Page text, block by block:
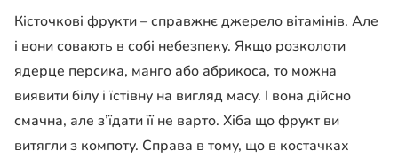
Кісточкові фрукти – справжнє джерело вітамінів. Але
і вони совають в собі небезпеку. Якщо розколоти
ядерце персика, манго або абрикоса, то можна
виявити білу і їстівну на вигляд масу. І вона дійсно
смачна, але з’їдати її не варто. Хіба що фрукт ви
витягли з компоту. Справа в тому, що в костачках